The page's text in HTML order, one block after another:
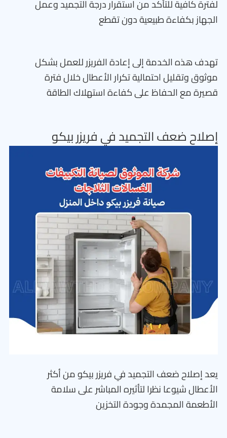
لفترة كافية للتأكد من استقرار درجة التجميد وعمل
الجهاز بكفاءة طبيعية دون تقطع
تهدف هذه الخدمة إلى إعادة الفريزر للعمل بشكل
موثوق وتقليل احتمالية تكرار الأعطال خلال فترة
قصيرة مع الحفاظ على كفاءة استهلاك الطاقة
إصلاح ضعف التجميد في فريزر بيكو
يعد إصلاح ضعف التجميد في فريزر بيكو من أكثر
الأعطال شيوعا نظرا لتأثيره المباشر على سلامة
الأطعمة المجمدة وجودة التخزين